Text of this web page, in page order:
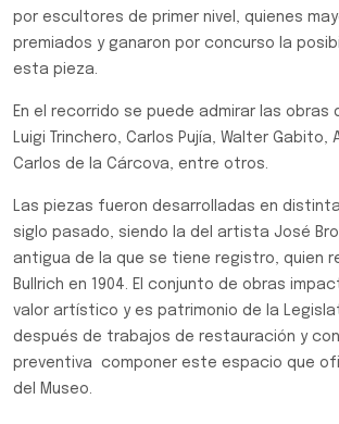
por escultores de primer nivel, quienes
premiados y ganaron por concurso la
esta pieza.
En el recorrido se puede admirar las obras
Luigi Trinchero, Carlos Pujía, Walter Gabito,
Carlos de la Cárcova, entre otros.
Las piezas fueron desarrolladas en
siglo pasado, siendo la del artista José
antigua de la que se tiene registro, quien
Bullrich en 1904. El conjunto de obras
valor artístico y es patrimonio de la
después de trabajos de restauración y
preventiva componer este espacio que
del Museo.